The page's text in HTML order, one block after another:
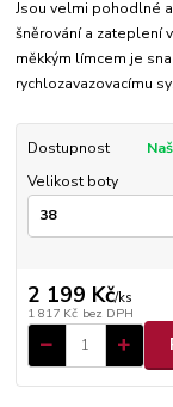
Jsou velmi pohodlné
šněrování a zateplení
měkkým límcem je
rychlozavazovacímu
Dostupnost
Velikost boty
2 199 Kč/ks
1 817 Kč bez DPH